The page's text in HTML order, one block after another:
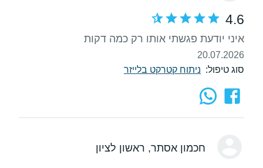
4.6
איני יודעת פגשתי אותו רק כמה דקות
20.07.2026
סוג טיפול: ניתוח קטרקט בלייזר
חכמון אסתר, ראשון לציון